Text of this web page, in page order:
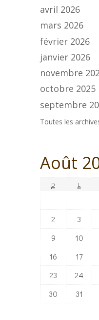
avril 2026
mars 2026
février 2026
janvier 2026
novembre
octobre 2025
septembre
Toutes les
Août
D L
2
3
9
10
16
17
23
24
30
31